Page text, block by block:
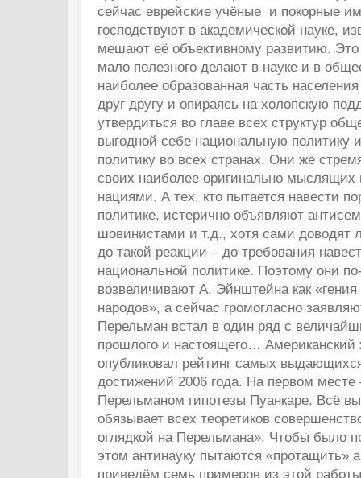
сейчас еврейские учёные и покорные
господствуют в академической науке,
мешают её объективному развитию. Это
мало полезного делают в науке и в
наиболее образованная часть
друг другу и опираясь на холопскую
утвердиться во главе всех структур
выгодной себе национальную политику
политику во всех странах. Они же
своих наиболее оригинально
нациями. А тех, кто пытается навести
политике, истерично объявляют
шовинистами и т.д., хотя сами доводят
до такой реакции – до требования
национальной политике. Поэтому они
возвеличивают А. Эйнштейна как
народов», а сейчас громогласно
Перельман встал в один ряд с
прошлого и настоящего… Американский
опубликовал рейтинг самых
достижений 2006 года. На первом
Перельманом гипотезы Пуанкаре. Всё
обязывает всех теоретиков
оглядкой на Перельмана». Чтобы было
этом антинауку пытаются «протащить»
приведём семь примеров из этой